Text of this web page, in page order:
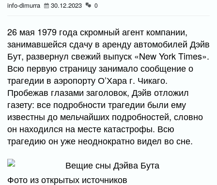
info-dimurra 30.12.2023 0
26 мая 1979 года скромный агент компании,
занимавшейся сдачу в аренду автомобилей Дэйв
Бут, развернул свежий выпуск «New York Times».
Всю первую страницу занимало сообщение о
трагедии в аэропорту О’Хара г. Чикаго.
Пробежав глазами заголовок, Дэйв отложил
газету: все подробности трагедии были ему
известны до мельчайших подробностей, словно
он находился на месте катастрофы. Всю
трагедию он уже неоднократно видел во сне.
Фото из открытых источников